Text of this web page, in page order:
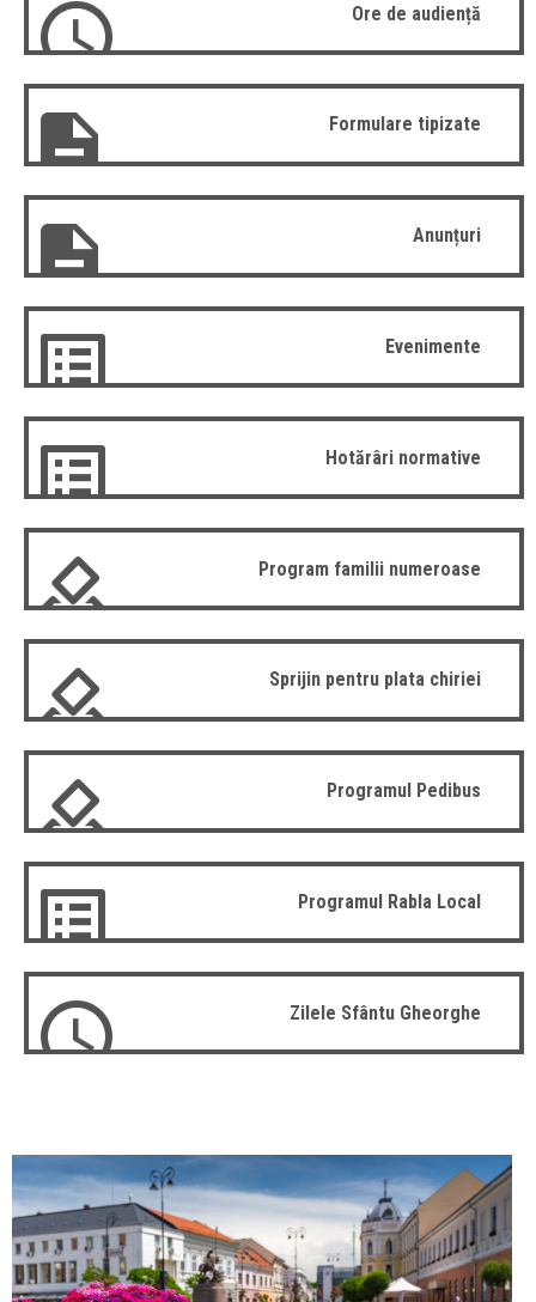
Ore de audiență
Formulare tipizate
Anunțuri
Evenimente
Hotărâri normative
Program familii numeroase
Sprijin pentru plata chiriei
Programul Pedibus
Programul Rabla Local
Zilele Sfântu Gheorghe